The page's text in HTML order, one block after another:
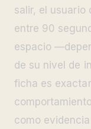
salir, el usuario
entre 90
espacio
de su nivel de
ficha es
como